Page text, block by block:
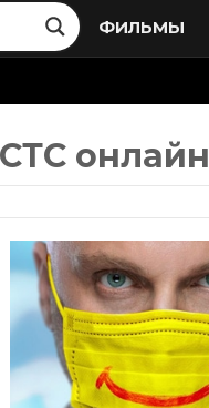
ФИЛЬМЫ
онлайн